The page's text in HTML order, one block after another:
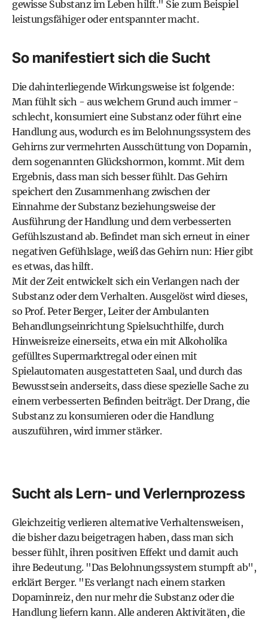
gewisse Substanz im Leben hilft." Sie zum Beispiel
leistungsfähiger oder entspannter macht.
So manifestiert sich die Sucht
Die dahinterliegende Wirkungsweise ist folgende:
Man fühlt sich - aus welchem Grund auch immer -
schlecht, konsumiert eine Substanz oder führt eine
Handlung aus, wodurch es im Belohnungssystem des
Gehirns zur vermehrten Ausschüttung von Dopamin,
dem sogenannten Glückshormon, kommt. Mit dem
Ergebnis, dass man sich besser fühlt. Das Gehirn
speichert den Zusammenhang zwischen der
Einnahme der Substanz beziehungsweise der
Ausführung der Handlung und dem verbesserten
Gefühlszustand ab. Befindet man sich erneut in einer
negativen Gefühlslage, weiß das Gehirn nun: Hier gibt
es etwas, das hilft.
Mit der Zeit entwickelt sich ein Verlangen nach der
Substanz oder dem Verhalten. Ausgelöst wird dieses,
so Prof. Peter Berger, Leiter derAmbulanten
Behandlungseinrichtung Spielsuchthilfe, durch
Hinweisreize einerseits, etwa ein mit Alkoholika
gefülltes Supermarktregal oder einen mit
Spielautomaten ausgestatteten Saal, und durch das
Bewusstsein anderseits, dass diese spezielle Sache zu
einem verbesserten Befinden beiträgt. Der Drang, die
Substanz zu konsumieren oder die Handlung
auszuführen, wird immer stärker.
Sucht als Lern- und Verlernprozess
Gleichzeitig verlieren alternative Verhaltensweisen,
die bisher dazu beigetragen haben, dass man sich
besser fühlt, ihren positiven Effekt und damit auch
ihre Bedeutung. "Das Belohnungssystem stumpft ab",
erklärt Berger. "Es verlangt nach einem starken
Dopaminreiz, den nur mehr die Substanz oder die
Handlung liefern kann. Alle anderen Aktivitäten, die